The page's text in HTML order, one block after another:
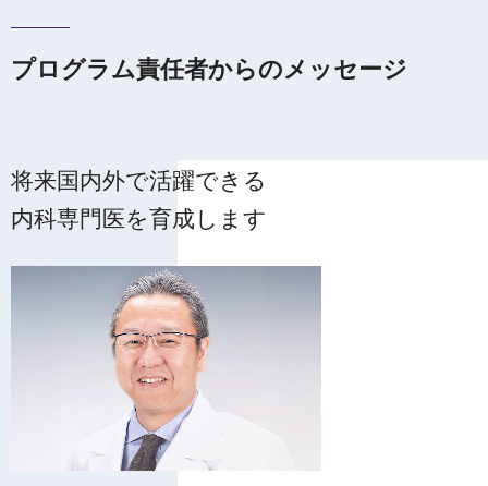
プログラム責任者からのメッセージ
将来国内外で活躍できる
内科専門医を育成します